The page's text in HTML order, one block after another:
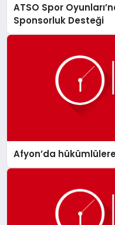
ATSO Spor
Sponsorluk Desteği
Afyon’da